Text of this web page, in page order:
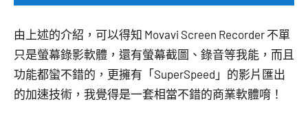
由上述的介紹，可以得知 Movavi Screen Recorder 不單
只是螢幕錄影軟體，還有螢幕截圖、錄音等我能，而且
功能都蠻不錯的，更擁有「SuperSpeed」的影片匯出
的加速技術，我覺得是一套相當不錯的商業軟體唷！